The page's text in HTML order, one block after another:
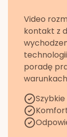
Video
kontakt z
poradę